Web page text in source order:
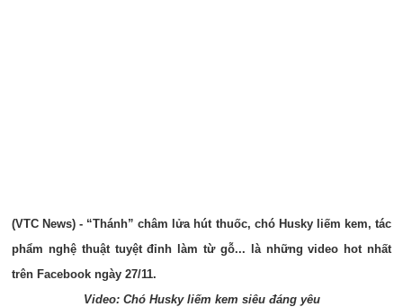
(VTC News) - “Thánh” châm lửa hút thuốc, chó Husky liếm kem, tác
phẩm nghệ thuật tuyệt đỉnh làm từ gỗ... là những video hot nhất
trên Facebook ngày 27/11.
Video: Chó Husky liếm kem siêu đáng yêu